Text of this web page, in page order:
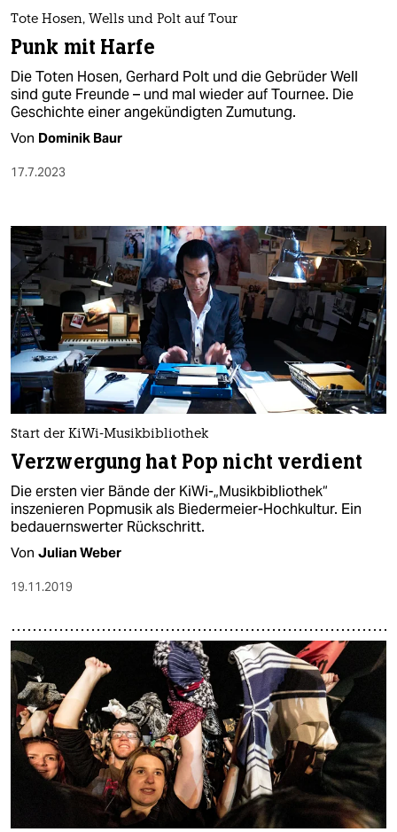
Tote Hosen, Wells und Polt auf Tour
Punk mit Harfe
Die Toten Hosen, Gerhard Polt und die Gebrüder Well
sind gute Freunde – und mal wieder auf Tournee. Die
Geschichte einer angekündigten Zumutung.
Von Dominik Baur
17.7.2023
Start der KiWi-Musikbibliothek
Verzwergung hat Pop nicht verdient
Die ersten vier Bände der KiWi-„Musikbibliothek“
inszenieren Popmusik als Biedermeier-Hochkultur. Ein
bedauernswerter Rückschritt.
Von Julian Weber
19.11.2019